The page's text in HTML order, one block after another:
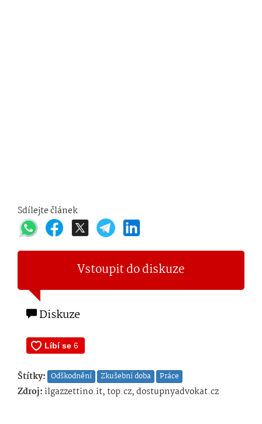
Sdílejte článek
Vstoupit do diskuze
Diskuze
Štítky: Odškodnění Zkušební doba Práce
Zdroj: ilgazzettino.it, top.cz, dostupnyadvokat.cz